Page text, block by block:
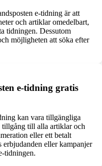
e-tidning är att
och artiklar omedelbart,
tidningen. Dessutom
möjligheten att söka efter
e-tidning gratis
kan vara tillgängliga
tillgång till alla artiklar och
eller ett betalt
erbjudanden eller kampanjer
tidningen.